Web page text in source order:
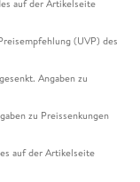
auf der Artikelseite
(UVP) des
Angaben zu
zu Preissenkungen
auf der Artikelseite